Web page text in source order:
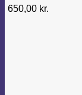
650,00 kr.